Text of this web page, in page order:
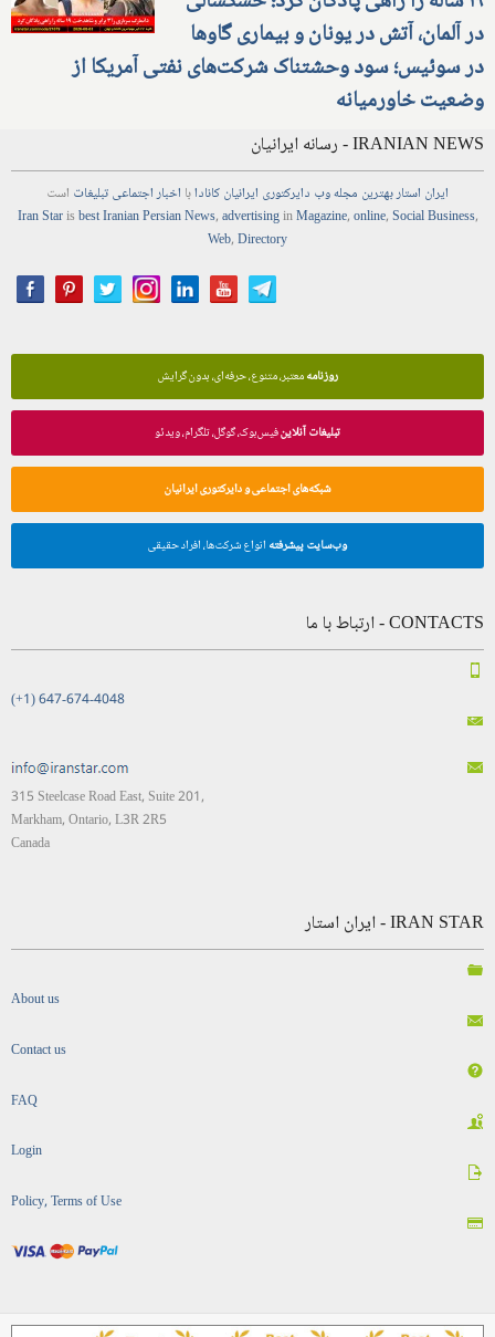
در آلمان، آتش در یونان و بیماری گاوها
در سوئیس؛ سود وحشتناک شرکت‌های نفتی آمریکا از
وضعیت خاورمیانه
IRANIAN NEWS - رسانه ایرانیان
ایران استاربهترین مجلهوب دایرکتوری ایرانیان کانادابا اخباراجتماعیتبلیغات است
Iran Starisbest Iranian PersianNews,advertisinginMagazine,online,Social Business,
Web,Directory
روزنامهمعتبر، متنوع، حرفه‌ای، بدون گرایش
تبلیغات آنلاینفیس‌بوک، گوگل، تلگرام، ویدئو
شبکه‌های اجتماعی و دایرکتوری ایرانیان
وب‌سایت پیشرفته انواع شرکت‌ها، افراد حقیقی
CONTACTS - ارتباط با ما
(+1) 647-674-4048
315 Steelcase Road East, Suite 201,
Markham, Ontario, L3R 2R5
Canada
IRAN STAR - ایران استار
About us
Contact us
FAQ
Login
Policy, Terms of Use